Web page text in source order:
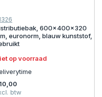
600x400x320
euronorm, blauw kunststof,
op voorraad
btw